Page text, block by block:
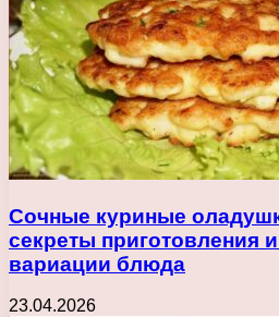
Сочные куриные
секреты приготовления
вариации блюда
23.04.2026